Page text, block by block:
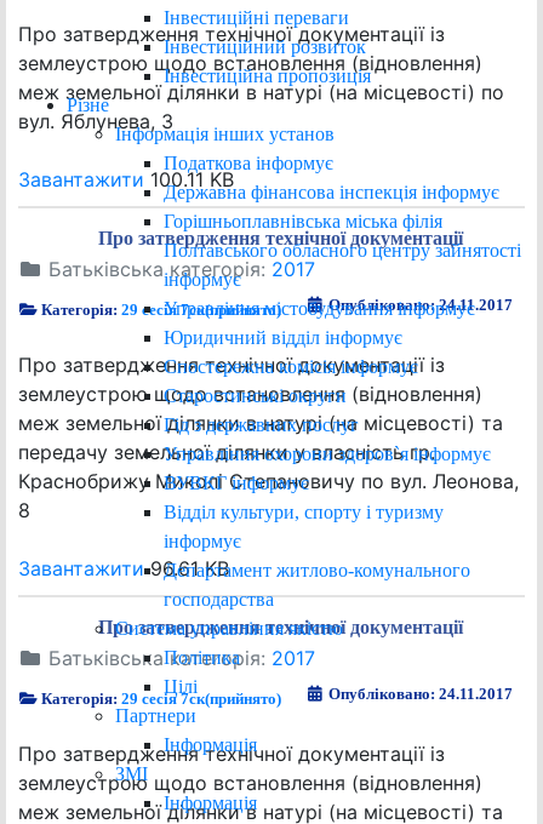
Інвестиційні переваги
Інвестиційний розвиток
Інвестиційна пропозиція
Різне
Інформація інших установ
Податкова інформує
Державна фінансова інспекція інформує
Горішньоплавнівська міська філія
Полтавського обласного центру зайнятості
інформує
Управління містобудування інформує
Юридичний відділ інформує
Спостережна комісія інформує
Старостинські округи
Гід з державних послуг
Управління охорони здоров`я інформує
ВУВКГ інформує
Відділ культури, спорту і туризму
інформує
Департамент житлово-комунального
господарства
Система управління якістю
Політика
Цілі
Партнери
Інформація
ЗМІ
Інформація
Про затвердження технічної документації із
землеустрою щодо встановлення (відновлення)
меж земельної ділянки в натурі (на місцевості) по
вул. Яблунева, 3
Завантажити 100.11 KB
Про затвердження технічної документації
Батьківська категорія: 2017
Категорія:29 сесія 7ск(прийнято) Опубліковано: 24.11.2017
Про затвердження технічної документації із
землеустрою щодо встановлення (відновлення)
меж земельної ділянки в натурі (на місцевості) та
передачу земельної ділянки у власність гр.
Краснобрижу Миколі Степановичу по вул. Леонова,
8
Завантажити96.61 KB
Про затвердження технічної документації
Батьківська категорія: 2017
Категорія:29 сесія 7ск(прийнято) Опубліковано: 24.11.2017
Про затвердження технічної документації із
землеустрою щодо встановлення (відновлення)
меж земельної ділянки в натурі (на місцевості) та